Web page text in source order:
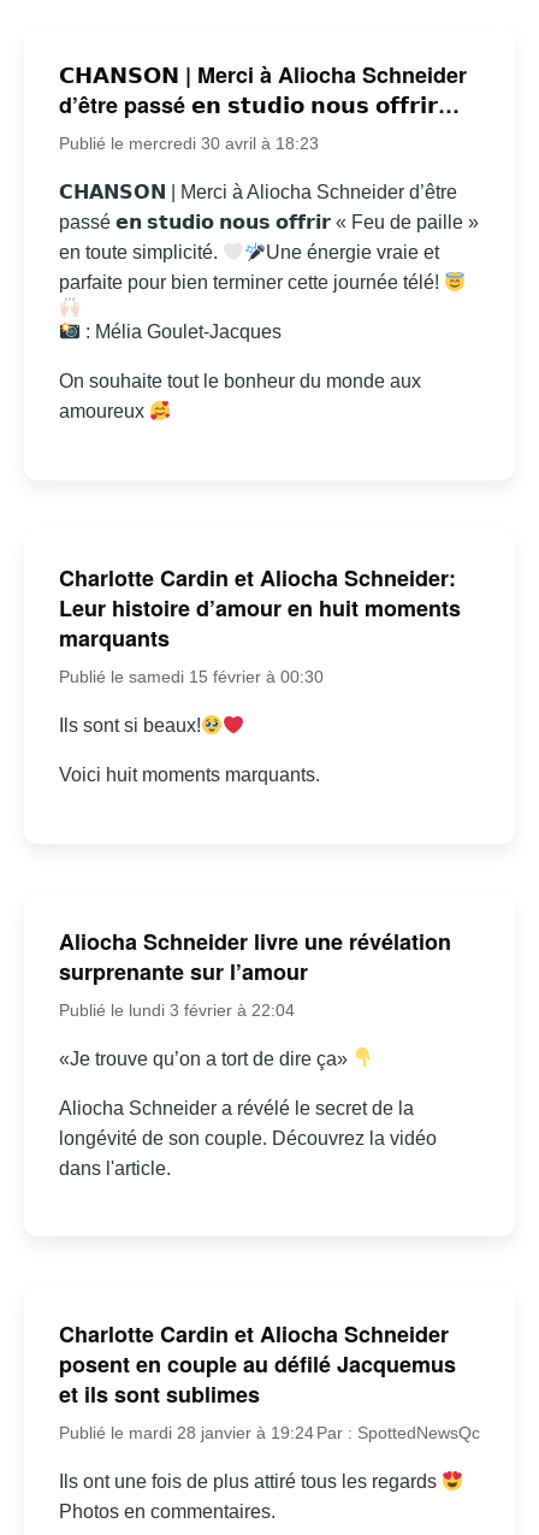
𝗖𝗛𝗔𝗡𝗦𝗢𝗡 | Merci à Aliocha Schneider
d’être passé 𝗲𝗻 𝘀𝘁𝘂𝗱𝗶𝗼 𝗻𝗼𝘂𝘀 𝗼𝗳𝗳𝗿𝗶𝗿…
Publié le mercredi 30 avril à 18:23
𝗖𝗛𝗔𝗡𝗦𝗢𝗡 | Merci à Aliocha Schneider d’être
passé 𝗲𝗻 𝘀𝘁𝘂𝗱𝗶𝗼 𝗻𝗼𝘂𝘀 𝗼𝗳𝗳𝗿𝗶𝗿 « Feu de paille »
en toute simplicité.
Une énergie vraie et
parfaite pour bien terminer cette journée télé!
: Mélia Goulet-Jacques
On souhaite tout le bonheur du monde aux
amoureux
Charlotte Cardin et Aliocha Schneider:
Leur histoire d’amour en huit moments
marquants
Publié le samedi 15 février à 00:30
Ils sont si beaux!
Voici huit moments marquants.
Aliocha Schneider livre une révélation
surprenante sur l’amour
Publié le lundi 3 février à 22:04
«Je trouve qu’on a tort de dire ça»
Aliocha Schneider a révélé le secret de la
longévité de son couple. Découvrez la vidéo
dans l'article.
Charlotte Cardin et Aliocha Schneider
posent en couple au défilé Jacquemus
et ils sont sublimes
Publié le mardi 28 janvier à 19:24 Par : SpottedNewsQc
Ils ont une fois de plus attiré tous les regards
Photos en commentaires.